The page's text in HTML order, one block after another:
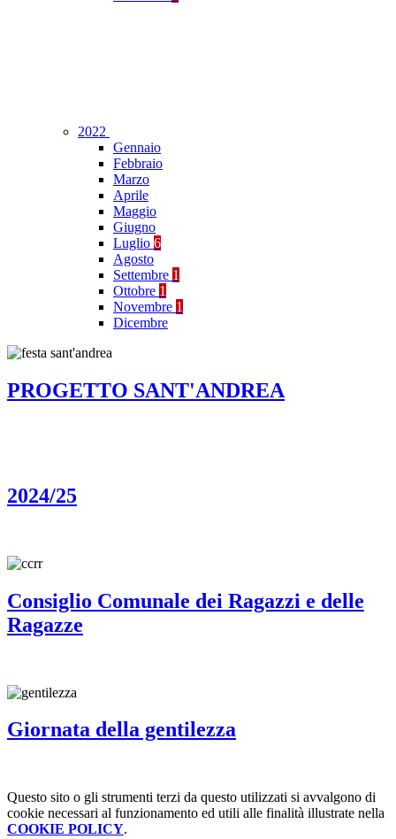
2022
Gennaio
Febbraio
Marzo
Aprile
Maggio
Giugno
Luglio 6
Agosto
Settembre 1
Ottobre 1
Novembre 1
Dicembre
PROGETTO SANT'ANDREA
2024/25
Consiglio Comunale dei Ragazzi e delle
Ragazze
Giornata della gentilezza
Questo sito o gli strumenti terzi da questo utilizzati si avvalgono di
cookie necessari al funzionamento ed utili alle finalità illustrate nella
COOKIE POLICY.